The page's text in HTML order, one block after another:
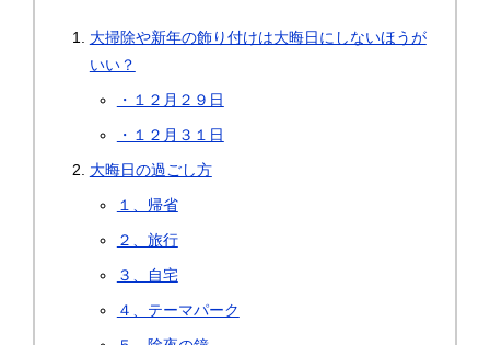
大掃除や新年の飾り付けは大晦日にしないほうが
いい？
・１２月２９日
・１２月３１日
大晦日の過ごし方
１、帰省
２、旅行
３、自宅
４、テーマパーク